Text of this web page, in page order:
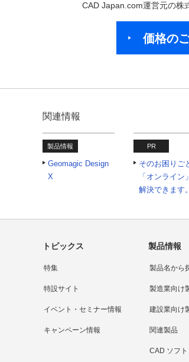
CAD Japan.com運営元の株
価格の
関連情報
製品情報
Geomagic Design
X
PR
そのお困りご
「オンライン
解決できます。
トピックス
特集
特設サイト
イベント・セミナー情報
キャンペーン情報
製品情報
製品名から
製造業向け
建設業向け
関連製品
CAD ソフト